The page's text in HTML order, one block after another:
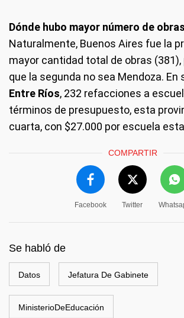
Dónde hubo mayor número de
Naturalmente, Buenos Aires fue la
mayor cantidad total de obras (381),
que la segunda no sea Mendoza. En
Entre Ríos, 232 refacciones a
términos de presupuesto, esta
cuarta, con $27.000 por escuela
COMPARTIR
Facebook Twitter
Se habló de
Datos Jefatura De Gabinete
MinisterioDeEducación